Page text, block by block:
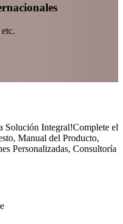
Solución Integral!Complete el
Manual del Producto,
Personalizadas, Consultoría